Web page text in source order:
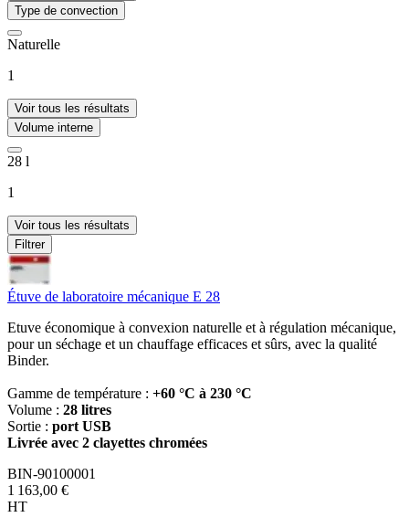
Type de convection
Naturelle
1
Voir tous les résultats
Volume interne
28 l
1
Voir tous les résultats
Filtrer
Étuve de laboratoire mécanique E 28
Etuve économique à convexion naturelle et à régulation mécanique,
pour un séchage et un chauffage efficaces et sûrs, avec la qualité
Binder.
Gamme de température : +60 °C à 230 °C
Volume : 28 litres
Sortie : port USB
Livrée avec 2 clayettes chromées
BIN-90100001
1 163,00 €
HT